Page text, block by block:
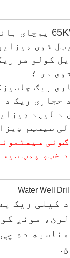
کولو هر
دی ؛
ریګ
حجاری ریګ
د لیږد
سیسټم
کیلی ریګ
لرئ، مونږ
ده